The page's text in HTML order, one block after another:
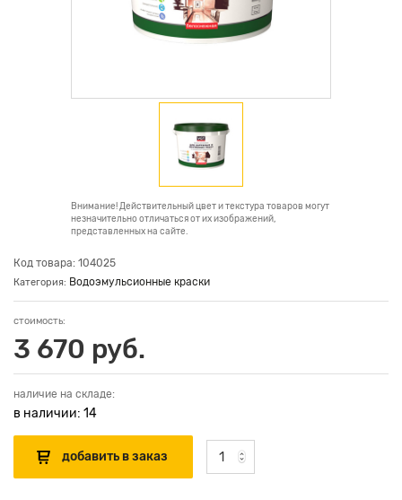
Внимание! Действительный цвет и текстура товаров могут
незначительно отличаться от их изображений,
представленных на сайте.
Код товара: 104025
Категория: Водоэмульсионные краски
стоимость:
3 670 руб.
наличие на складе:
в наличии: 14